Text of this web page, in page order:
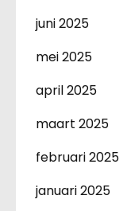
juni 2025
mei 2025
april 2025
maart 2025
februari 2025
januari 2025